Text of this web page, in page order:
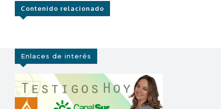
Contenido relacionado
Enlaces de interés